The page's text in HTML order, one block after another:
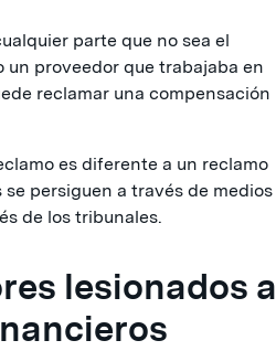
parte que no sea el
proveedor que trabajaba en
reclamar una compensación
es diferente a un reclamo
persiguen a través de medios
de los tribunales.
lesionados a